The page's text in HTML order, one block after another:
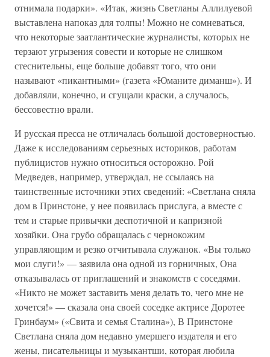
отнимала подарки». «Итак, жизнь Светланы Аллилуевой
выставлена напоказ для толпы! Можно не сомневаться,
что некоторые заатлантические журналисты, которых не
терзают угрызения совести и которые не слишком
стеснительны, еще больше добавят того, что они
называют «пикантными» (газета «Юманите диманш»). И
добавляли, конечно, и сгущали краски, а случалось,
бессовестно врали.
И русская пресса не отличалась большой достоверностью.
Даже к исследованиям серьезных историков, работам
публицистов нужно относиться осторожно. Рой
Медведев, например, утверждал, не ссылаясь на
таинственные источники этих сведений: «Светлана сняла
дом в Принстоне, у нее появилась прислуга, а вместе с
тем и старые привычки деспотичной и капризной
хозяйки. Она грубо обращалась с чернокожим
управляющим и резко отчитывала служанок. «Вы только
мои слуги!» — заявила она одной из горничных, Она
отказывалась от приглашений и знакомств с соседями.
«Никто не может заставить меня делать то, чего мне не
хочется!» — сказала она своей соседке актрисе Доротее
Гринбаум» («Свита и семья Сталина»), В Принстоне
Светлана сняла дом недавно умершего издателя и его
жены, писательницы и музыкантши, которая любила